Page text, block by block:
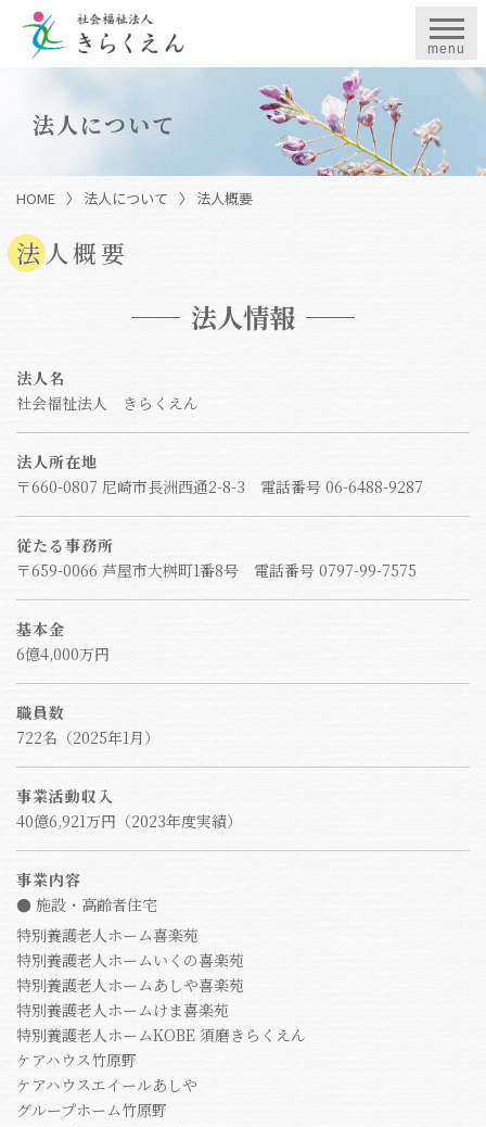
menu
法人について
HOME 〉 法人について 〉 法人概要
法人概要
法人情報
法人名
社会福祉法人 きらくえん
法人所在地
〒660-0807 尼崎市長洲西通2-8-3 電話番号 06-6488-9287
従たる事務所
〒659-0066 芦屋市大桝町1番8号 電話番号 0797-99-7575
基本金
6億4,000万円
職員数
722名（2025年1月）
事業活動収入
40億6,921万円（2023年度実績）
事業内容
● 施設・高齢者住宅
特別養護老人ホーム喜楽苑
特別養護老人ホームいくの喜楽苑
特別養護老人ホームあしや喜楽苑
特別養護老人ホームけま喜楽苑
特別養護老人ホームKOBE 須磨きらくえん
ケアハウス竹原野
ケアハウスエイールあしや
グループホーム竹原野